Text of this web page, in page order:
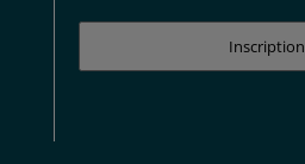
Inscription